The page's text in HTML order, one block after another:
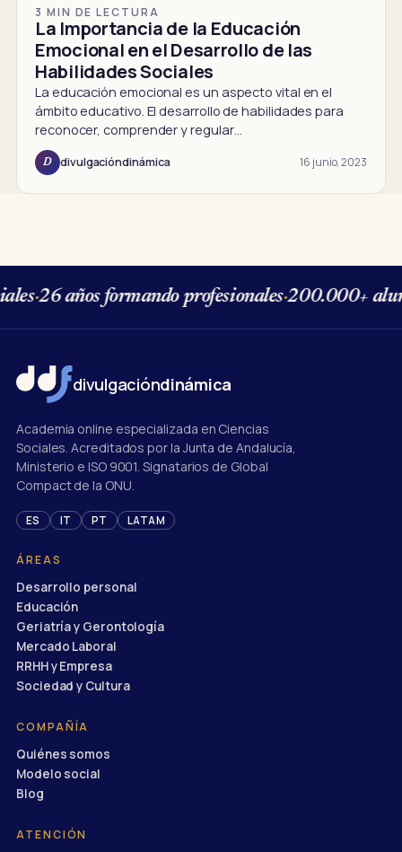
3 MIN DE LECTURA
La Importancia de la Educación
Emocional en el Desarrollo de las
Habilidades Sociales
La educación emocional es un aspecto vital en el
ámbito educativo. El desarrollo de habilidades para
reconocer, comprender y regular…
D divulgacióndinámica 16 junio, 2023
·26 años formando profesionales·200.000+
divulgacióndinámica
Academia online especializada en Ciencias
Sociales. Acreditados por la Junta de Andalucía,
Ministerio e ISO 9001. Signatarios de Global
Compact de la ONU.
ES IT PT LATAM
ÁREAS
Desarrollo personal
Educación
Geriatría y Gerontología
Mercado Laboral
RRHH y Empresa
Sociedad y Cultura
COMPAÑÍA
Quiénes somos
Modelo social
Blog
ATENCIÓN